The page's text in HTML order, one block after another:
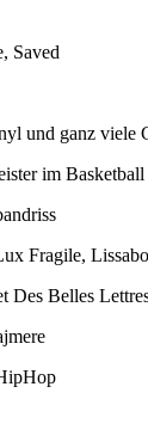
Saved
und ganz viele
im Basketball
Fragile,
Des Belles